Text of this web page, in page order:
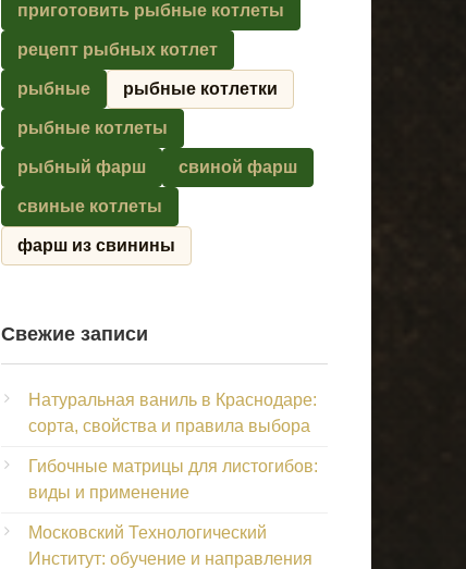
приготовить рыбные котлеты
рецепт рыбных котлет
рыбные рыбные котлетки
рыбные котлеты
рыбный фарш свиной фарш
свиные котлеты
фарш из свинины
Свежие записи
Натуральная ваниль в Краснодаре:
сорта, свойства и правила выбора
Гибочные матрицы для листогибов:
виды и применение
Московский Технологический
Институт: обучение и направления